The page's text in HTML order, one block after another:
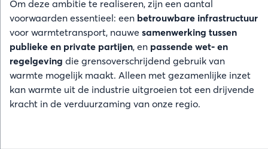
Om deze ambitie te realiseren, zijn een aantal
voorwaarden essentieel: een betrouwbare infrastructuur
voor warmtetransport, nauwe samenwerking tussen
publieke en private partijen, en passende wet- en
regelgeving die grensoverschrijdend gebruik van
warmte mogelijk maakt. Alleen met gezamenlijke inzet
kan warmte uit de industrie uitgroeien tot een drijvende
kracht in de verduurzaming van onze regio.